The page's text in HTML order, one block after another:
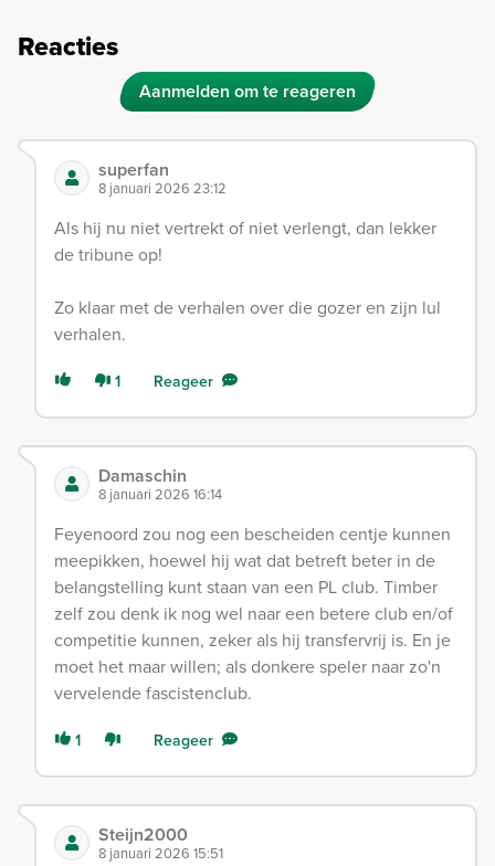
Reacties
Aanmelden om te reageren
superfan
8 januari 2026 23:12
Als hij nu niet vertrekt of niet verlengt, dan lekker
de tribune op!
Zo klaar met de verhalen over die gozer en zijn lul
verhalen.
1 Reageer
Damaschin
8 januari 2026 16:14
Feyenoord zou nog een bescheiden centje kunnen
meepikken, hoewel hij wat dat betreft beter in de
belangstelling kunt staan van een PL club. Timber
zelf zou denk ik nog wel naar een betere club en/of
competitie kunnen, zeker als hij transfervrij is. En je
moet het maar willen; als donkere speler naar zo'n
vervelende fascistenclub.
1 Reageer
Steijn2000
8 januari 2026 15:51